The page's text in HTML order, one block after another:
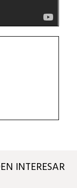
INTERESAR